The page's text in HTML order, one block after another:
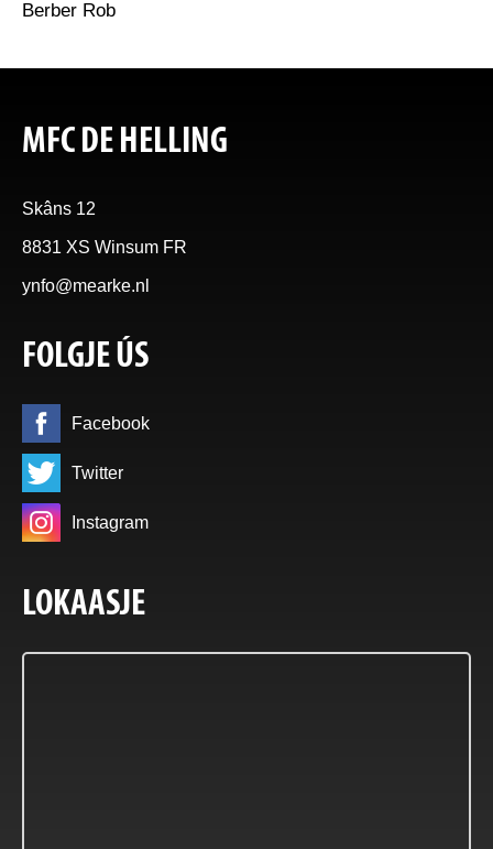
Berber Rob
MFC DE HELLING
Skâns 12
8831 XS Winsum FR
ynfo@mearke.nl
FOLGJE ÚS
Facebook
Twitter
Instagram
LOKAASJE